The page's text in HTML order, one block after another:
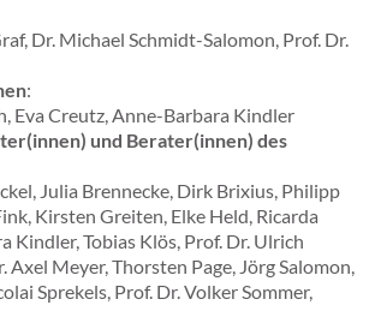
Dr. Michael Schmidt-Salomon, Prof. Dr.
:
Eva Creutz, Anne-Barbara Kindler
und Berater(innen) des
Julia Brennecke, Dirk Brixius, Philipp
Kirsten Greiten, Elke Held, Ricarda
Kindler, Tobias Klös, Prof. Dr. Ulrich
Axel Meyer, Thorsten Page, Jörg Salomon,
Sprekels, Prof. Dr. Volker Sommer,